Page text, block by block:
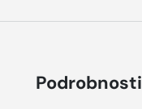
Podrobnosti